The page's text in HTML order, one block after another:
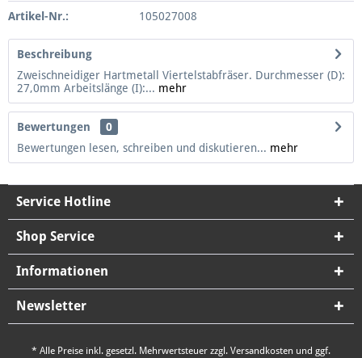
Artikel-Nr.: 105027008
Beschreibung
Zweischneidiger Hartmetall Viertelstabfräser. Durchmesser (D):
27,0mm Arbeitslänge (I):... mehr
Bewertungen
0
Bewertungen lesen, schreiben und diskutieren... mehr
Service Hotline
Shop Service
Informationen
Newsletter
* Alle Preise inkl. gesetzl. Mehrwertsteuer zzgl. Versandkosten und ggf.